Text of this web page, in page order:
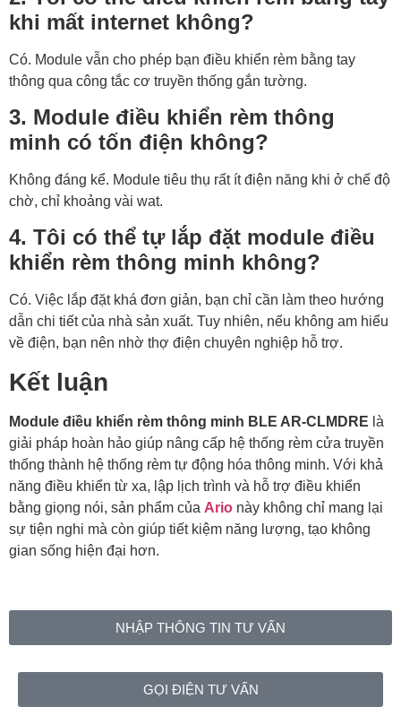
khi mất internet không?
Có. Module vẫn cho phép bạn điều khiển rèm bằng tay
thông qua công tắc cơ truyền thống gắn tường.
3. Module điều khiển rèm thông
minh có tốn điện không?
Không đáng kể. Module tiêu thụ rất ít điện năng khi ở chế độ
chờ, chỉ khoảng vài wat.
4. Tôi có thể tự lắp đặt module điều
khiển rèm thông minh không?
Có. Việc lắp đặt khá đơn giản, bạn chỉ cần làm theo hướng
dẫn chi tiết của nhà sản xuất. Tuy nhiên, nếu không am hiểu
về điện, bạn nên nhờ thợ điện chuyên nghiệp hỗ trợ.
Kết luận
Module điều khiển rèm thông minh BLE AR-CLMDRE là
giải pháp hoàn hảo giúp nâng cấp hệ thống rèm cửa truyền
thống thành hệ thống rèm tự động hóa thông minh. Với khả
năng điều khiển từ xa, lập lịch trình và hỗ trợ điều khiển
bằng giọng nói, sản phẩm của Ario này không chỉ mang lại
sự tiện nghi mà còn giúp tiết kiệm năng lượng, tạo không
gian sống hiện đại hơn.
NHẬP THÔNG TIN TƯ VẤN
GỌI ĐIỆN TƯ VẤN